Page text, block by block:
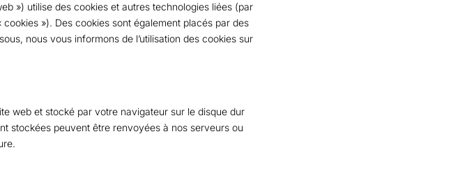
») utilise des cookies et autres technologies liées (par
»). Des cookies sont également placés par des
nous vous informons de l’utilisation des cookies sur
web et stocké par votre navigateur sur le disque dur
stockées peuvent être renvoyées à nos serveurs ou